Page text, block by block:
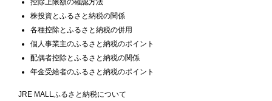
株投資とふるさと納税の関係
各種控除とふるさと納税の併用
個人事業主のふるさと納税のポイント
配偶者控除とふるさと納税の関係
年金受給者のふるさと納税のポイント
JRE MALLふるさと納税について